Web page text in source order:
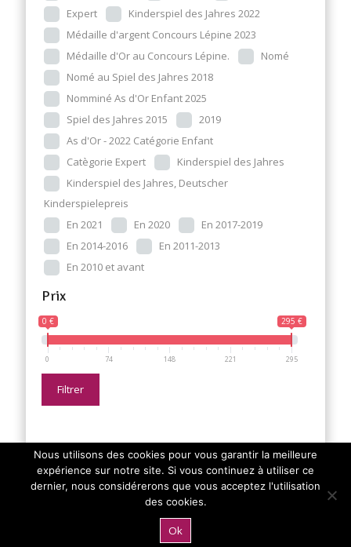
Expert
Kinderspiel des Jahres 2022
Médaille d'argent Concours Lépine 2023
Médaille d'Or au Concours Lépine.
Nomé
Nomé au Spiel des Jahres 2018
Nomminé As d'Or Enfant 2025
Spiel des Jahres 2015
2019
As d'Or - 2022 Catégorie Enfant
Catègorie Expert
Kinderspiel des Jahres
Kinderspiel des Jahres, Deutscher
Kinderspielepreis
En 2021
En 2020
En 2017-2019
En 2014-2016
En 2011-2013
En 2010 et avant
Prix
0 € 295 €
0 74 148 221 295
Filtrer
Nous utilisons des cookies pour vous garantir la meilleure
expérience sur notre site. Si vous continuez à utiliser ce
dernier, nous considérerons que vous acceptez l'utilisation
des cookies.
Ok